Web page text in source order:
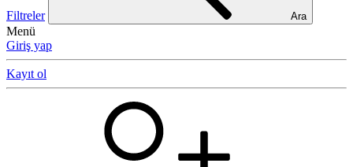
Filtreler Ara
Menü
Giriş yap
Kayıt ol